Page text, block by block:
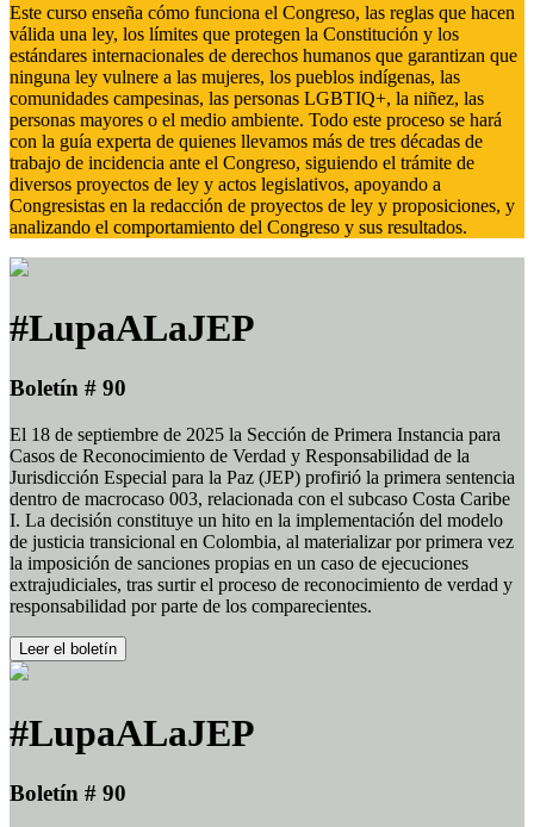
Este curso enseña cómo funciona el Congreso, las reglas que hacen
válida una ley, los límites que protegen la Constitución y los
estándares internacionales de derechos humanos que garantizan que
ninguna ley vulnere a las mujeres, los pueblos indígenas, las
comunidades campesinas, las personas LGBTIQ+, la niñez, las
personas mayores o el medio ambiente. Todo este proceso se hará
con la guía experta de quienes llevamos más de tres décadas de
trabajo de incidencia ante el Congreso, siguiendo el trámite de
diversos proyectos de ley y actos legislativos, apoyando a
Congresistas en la redacción de proyectos de ley y proposiciones, y
analizando el comportamiento del Congreso y sus resultados.
#LupaALaJEP
Boletín # 90
El 18 de septiembre de 2025 la Sección de Primera Instancia para
Casos de Reconocimiento de Verdad y Responsabilidad de la
Jurisdicción Especial para la Paz (JEP) profirió la primera sentencia
dentro de macrocaso 003, relacionada con el subcaso Costa Caribe
I. La decisión constituye un hito en la implementación del modelo
de justicia transicional en Colombia, al materializar por primera vez
la imposición de sanciones propias en un caso de ejecuciones
extrajudiciales, tras surtir el proceso de reconocimiento de verdad y
responsabilidad por parte de los comparecientes.
Leer el boletín
#LupaALaJEP
Boletín # 90